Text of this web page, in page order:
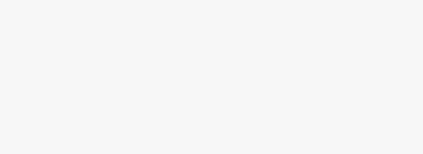
miejscach, co ułatwia
udogodnieniem dla zapracowanych
zużycia plastiku oraz promowanie
zapotrzebowanie rynku na zdrową